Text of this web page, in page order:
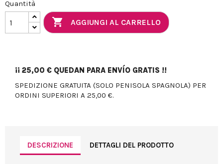
Quantità
 AGGIUNGI AL CARRELLO
¡¡ 25,00 € QUEDAN PARA ENVÍO GRATIS !!
SPEDIZIONE GRATUITA (SOLO PENISOLA SPAGNOLA) PER
ORDINI SUPERIORI A 25,00 €.
DESCRIZIONE DETTAGLI DEL PRODOTTO